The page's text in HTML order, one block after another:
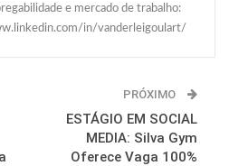
e mercado de trabalho:
in/vanderleigoulart/
PRÓXIMO
ESTÁGIO EM SOCIAL
MEDIA: Silva Gym
Oferece Vaga 100%